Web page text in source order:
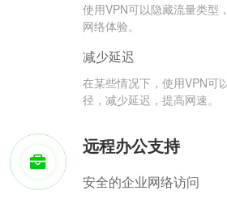
使用VPN可以隐藏流量类型
网络体验。
减少延迟
在某些情况下，使用VPN可
径，减少延迟，提高网速。
远程办公支持
安全的企业网络访问